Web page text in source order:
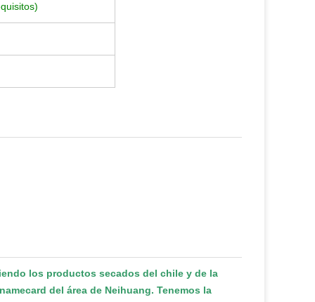
los productos secados del chile y de la
del área de Neihuang. Tenemos la